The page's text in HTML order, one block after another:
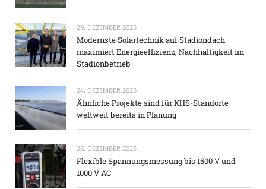
29. DEZEMBER 2025
Modernste Solartechnik auf Stadiondach
maximiert Energieeffizienz, Nachhaltigkeit im
Stadionbetrieb
24. DEZEMBER 2025
Ähnliche Projekte sind für KHS-Standorte
weltweit bereits in Planung
23. DEZEMBER 2025
Flexible Spannungsmessung bis 1500 V und
1000 V AC